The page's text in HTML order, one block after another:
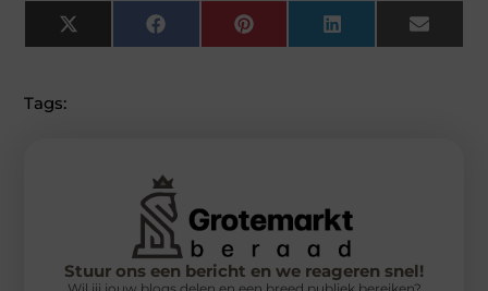
X
(Twitter)
FacebookPinterest LinkedIn Email
Tags:
Stuur ons een bericht en we reageren snel!